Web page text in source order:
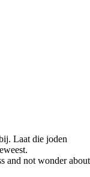
Laat die joden
and not wonder about